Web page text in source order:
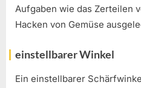
Aufgaben wie das Zerteilen
Hacken von Gemüse
einstellbarer Winkel
Ein einstellbarer